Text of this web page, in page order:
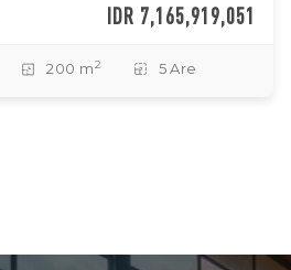
IDR 7,165,919,051
200 m 2 5 Are